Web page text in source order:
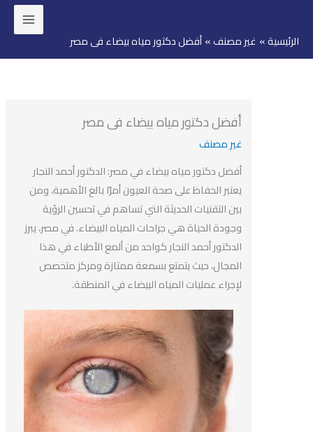
غير مصنف أفضل دكتور مياه بيضاء فى مصر
أفضل دكتور مياه بيضاء فى مصر
غير مصنف
أفضل دكتور مياه بيضاء في مصر: الدكتور أحمد النجار
يعتبر الحفاظ على صحة العيون أمرًا بالغ الأهمية، ومن
بين التقنيات الحديثة التي تساهم في تحسين الرؤية
وجودة الحياة هي جراحات المياه البيضاء. في مصر، يبرز
الدكتور أحمد النجار كواحد من ألمع الأطباء في هذا
المجال، حيث يتمتع بسمعة ممتازة ومركز متخصص
لإجراء عمليات المياه البيضاء في المنطقة.